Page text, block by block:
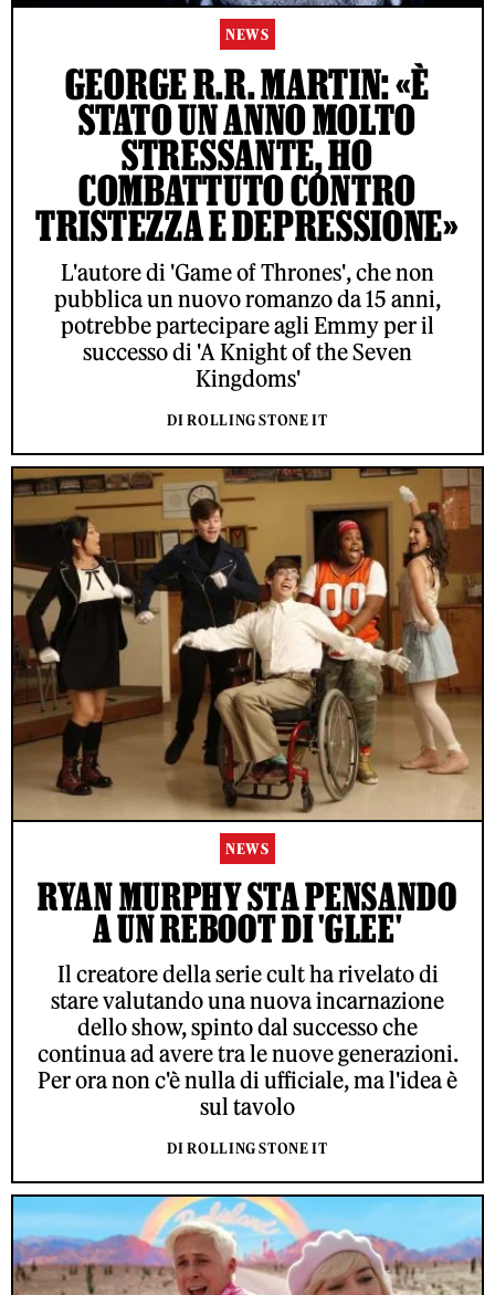
NEWS
GEORGE R.R. MARTIN: «È
STATO UN ANNO MOLTO
STRESSANTE, HO
COMBATTUTO CONTRO
TRISTEZZA E DEPRESSIONE»
L'autore di 'Game of Thrones', che non
pubblica un nuovo romanzo da 15 anni,
potrebbe partecipare agli Emmy per il
successo di 'A Knight of the Seven
Kingdoms'
DI ROLLING STONE IT
NEWS
RYAN MURPHY STA PENSANDO
A UN REBOOT DI 'GLEE'
Il creatore della serie cult ha rivelato di
stare valutando una nuova incarnazione
dello show, spinto dal successo che
continua ad avere tra le nuove generazioni.
Per ora non c'è nulla di ufficiale, ma l'idea è
sul tavolo
DI ROLLING STONE IT